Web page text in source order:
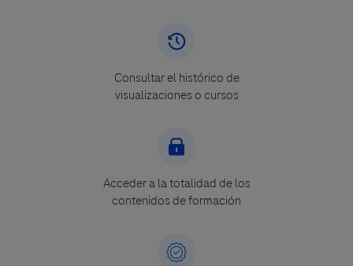
Consultar el histórico de
visualizaciones o cursos
Acceder a la totalidad de los
contenidos de formación